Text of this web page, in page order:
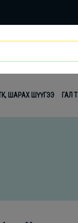
ШАРАХ ШҮҮГЭЭ ГАЛ